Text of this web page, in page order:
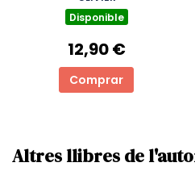
Disponible
12,90 €
Comprar
Altres llibres de